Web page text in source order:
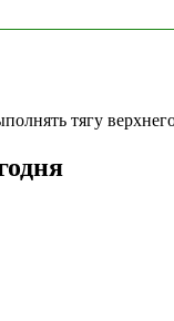
тягу